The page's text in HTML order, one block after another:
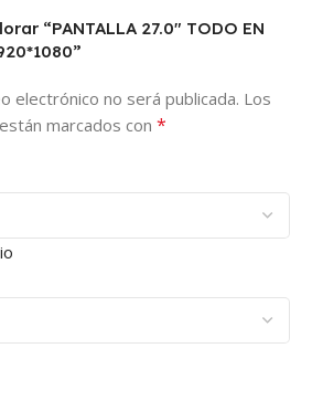
“PANTALLA 27.0″ TODO EN
electrónico no será publicada. Los
marcados con *